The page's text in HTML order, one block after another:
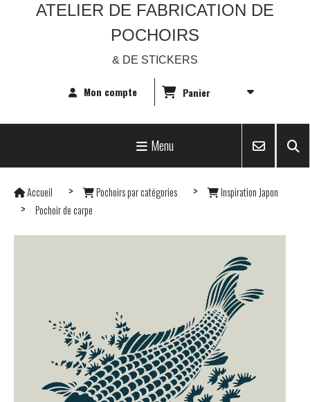
ATELIER DE FABRICATION DE
POCHOIRS
& DE STICKERS
Mon compte Panier
Menu
Accueil Pochoirs par catégories
Inspiration Japon
Pochoir de carpe